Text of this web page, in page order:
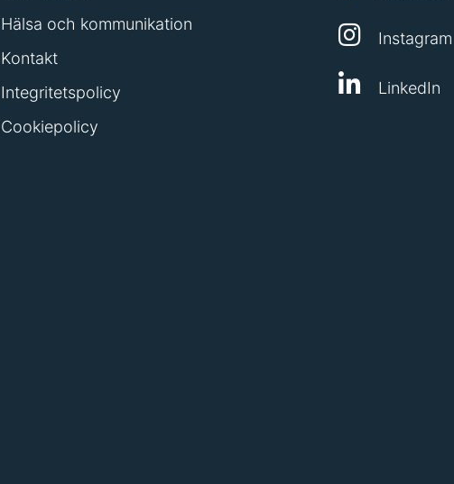
Hälsa och kommunikation
Kontakt
Integritetspolicy
Cookiepolicy
Instagram
LinkedIn